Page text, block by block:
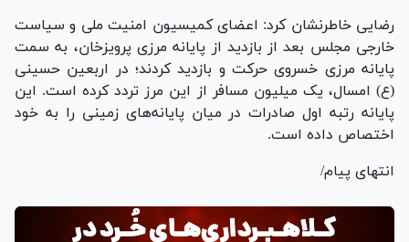
رضایی خاطرنشان کرد: اعضای کمیسیون امنیت ملی و سیاست
خارجی مجلس بعد از بازدید از پایانه مرزی پرویزخان، به سمت
پایانه مرزی خسروی حرکت و بازدید کردند؛ در اربعین حسینی
(ع) امسال، یک میلیون مسافر از این مرز تردد کرده است. این
پایانه رتبه اول صادرات در میان پایانه‌های زمینی را به خود
اختصاص داده است.
انتهای پیام/